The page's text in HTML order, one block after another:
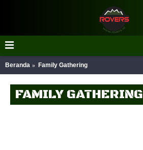
Beranda Family Gathering
FAMILY GATHERING